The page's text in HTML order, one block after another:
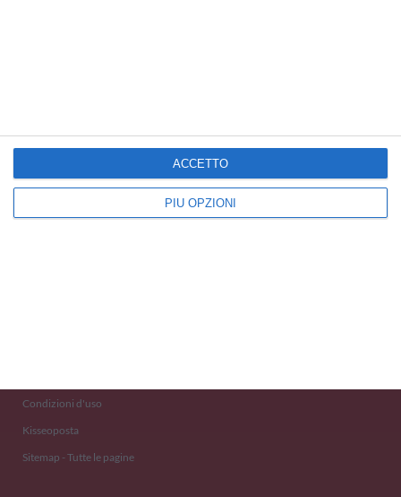
PIÙ OPZIONI
ACCETTO
Kisseo©
Condizioni d'uso
Kisseoposta
Sitemap - Tutte le pagine